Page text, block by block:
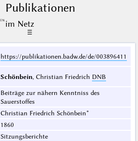
Publikationen
im Netz
☰
https://publikationen.badw.de/de/003896411
Schönbein, Christian Friedrich DNB
Beiträge zur nähern Kenntniss des
Sauerstoffes
Christian Friedrich Schönbein*
1860
Sitzungsberichte